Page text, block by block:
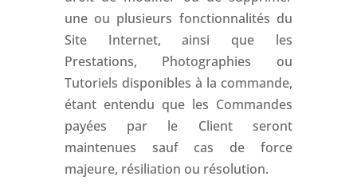
une ou plusieurs fonctionnalités du
Site Internet, ainsi que les
Prestations, Photographies ou
Tutoriels disponibles à la commande,
étant entendu que les Commandes
payées par le Client seront
maintenues sauf cas de force
majeure, résiliation ou résolution.